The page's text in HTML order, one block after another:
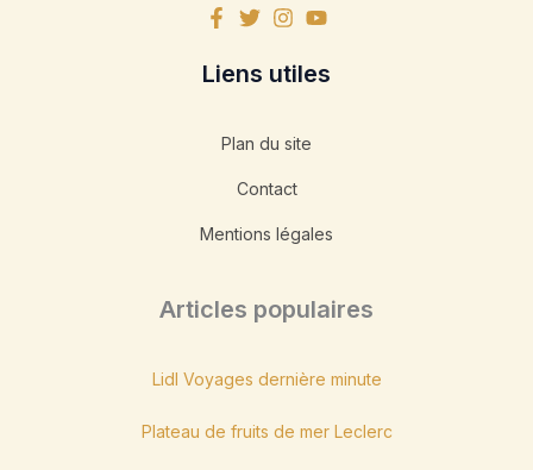
Liens utiles
Plan du site
Contact
Mentions légales
Articles populaires
Lidl Voyages dernière minute
Plateau de fruits de mer Leclerc